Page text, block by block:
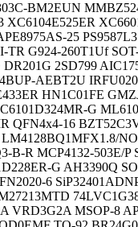
BM2EUN
XC6104E525ER
25
TR G924-260T1Uf
2SD799
AEBT2U
HN1C01FE
G
QFN4x4-16
LM4128BQ1MFX1.8/
B-R MCP4132-503E/P
G AH3390Q
6
VRD3G2A MSOP-8